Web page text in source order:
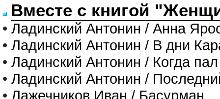
Вместе с книгой
• Ладинский Антонин / Анна
• Ладинский Антонин / В дни
• Ладинский Антонин / Когда
• Ладинский Антонин /
• Лажечников Иван / Басурман